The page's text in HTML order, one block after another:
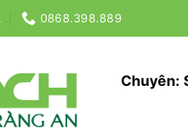
0868.398.889
Chuyên: